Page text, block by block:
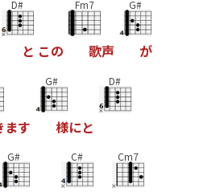
D#
と この
Fm7
歌声
G#
が
ます
G#
様にと
D#
G# C# Cm7